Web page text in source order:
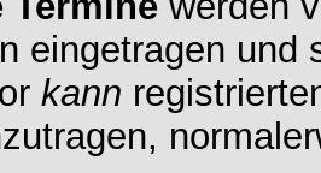
eingetragen und
kann